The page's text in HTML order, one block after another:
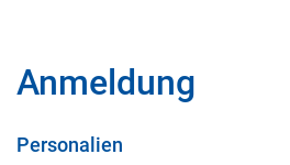
Anmeldung
Personalien